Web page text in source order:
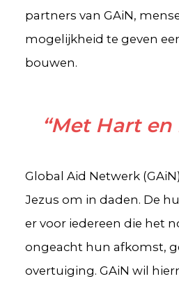
partners van GAiN,
mogelijkheid te geven
bouwen.
“Met Hart en
Global Aid Netwerk
Jezus om in daden. De
er voor iedereen die het
ongeacht hun afkomst,
overtuiging. GAiN wil